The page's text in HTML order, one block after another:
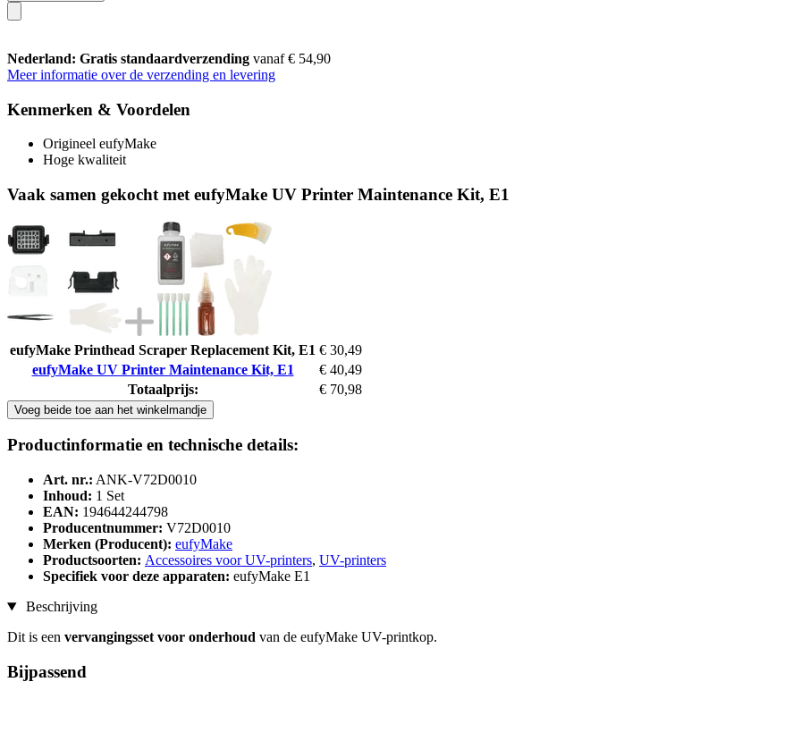
Nederland: Gratis standaardverzending vanaf € 54,90
Meer informatie over de verzending en levering
Kenmerken & Voordelen
Origineel eufyMake
Hoge kwaliteit
Vaak samen gekocht met eufyMake UV Printer Maintenance Kit, E1
eufyMake Printhead Scraper Replacement Kit, E1 € 30,49
eufyMake UV Printer Maintenance Kit, E1
€ 40,49
Totaalprijs:
€ 70,98
Voeg beide toe aan het winkelmandje
Productinformatie en technische details:
Art. nr.: ANK-V72D0010
Inhoud: 1 Set
EAN: 194644244798
Producentnummer: V72D0010
Merken (Producent): eufyMake
Productsoorten: Accessoires voor UV-printers, UV-printers
Specifiek voor deze apparaten: eufyMake E1
Beschrijving
Dit is een vervangingsset voor onderhoud van de eufyMake UV-printkop.
Bijpassend